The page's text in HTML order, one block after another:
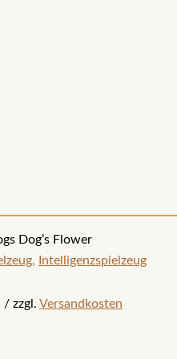
Dog’s Flower
, Intelligenzspielzeug
zzgl. Versandkosten